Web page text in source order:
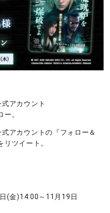
アカウント
。
アカウントの『フォロー＆
ツイート。
(金)14:00～11月19日